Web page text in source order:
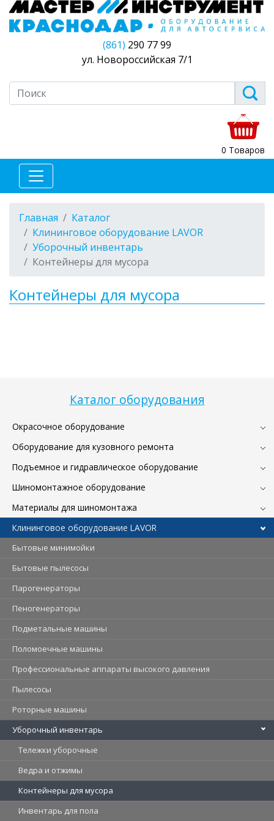
(861) 290 77 99
ул. Новороссийская 7/1
0 Товаров
Каталог оборудования
Окрасочное оборудование
Оборудование для кузовного ремонта
Подъемное и гидравлическое оборудование
Шиномонтажное оборудование
Материалы для шиномонтажа
Клининговое оборудование LAVOR
Бытовые минимойки
Бытовые пылесосы
Парогенераторы
Пеногенераторы
Подметальные машины
Поломоечные машины
Профессиональные аппараты высокого давления
Пылесосы
Роторные машины
Уборочный инвентарь
Тележки уборочные
Ведра и отжимы
Контейнеры для мусора
Инвентарь для пола
Главная
Каталог
Клининговое оборудование LAVOR
Уборочный инвентарь
Контейнеры для мусора
Контейнеры для мусора